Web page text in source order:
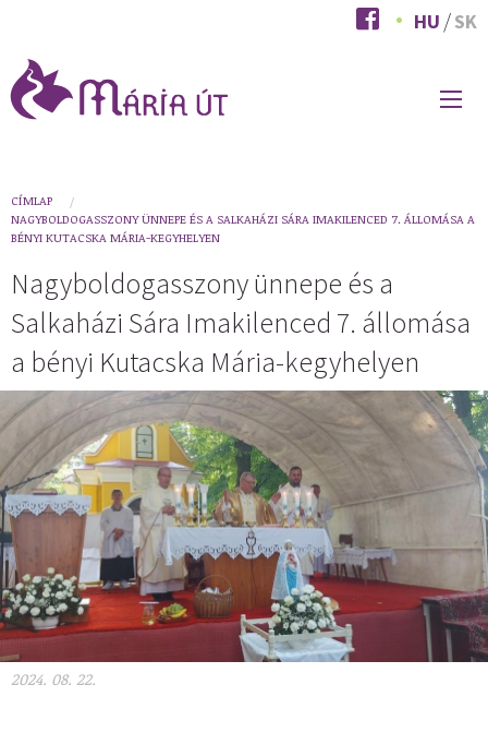
tartalomra
HU SK
You
are
CÍMLAP
NAGYBOLDOGASSZONY ÜNNEPE ÉS A SALKAHÁZI SÁRA IMAKILENCED 7. ÁLLOMÁSA A
BÉNYI KUTACSKA MÁRIA-KEGYHELYEN
Nagyboldogasszony ünnepe és a
Salkaházi Sára Imakilenced 7. állomása
a bényi Kutacska Mária-kegyhelyen
2024. 08. 22.